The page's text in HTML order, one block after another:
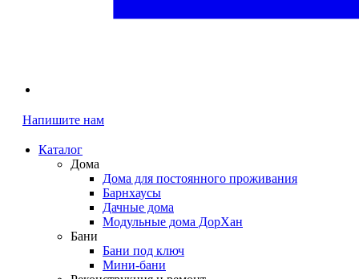
Напишите нам
Каталог
Дома
Дома для постоянного проживания
Барнхаусы
Дачные дома
Модульные дома ДорХан
Бани
Бани под ключ
Мини-бани